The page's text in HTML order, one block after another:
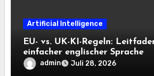
Artificial Intelligence
EU- vs. UK-KI-Regeln:
einfacher englischer Sprache
admin Juli 28, 2026